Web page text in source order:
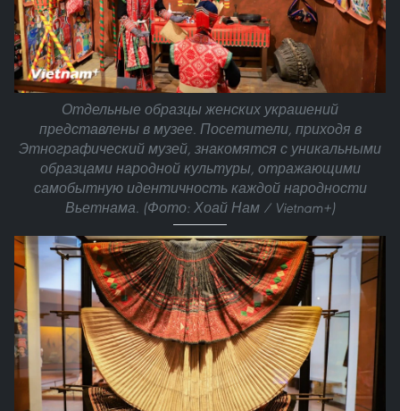
Отдельные образцы женских украшений
представлены в музее. Посетители, приходя в
Этнографический музей, знакомятся с уникальными
образцами народной культуры, отражающими
самобытную идентичность каждой народности
Вьетнама. (Фото: Хоай Нам / Vietnam+)